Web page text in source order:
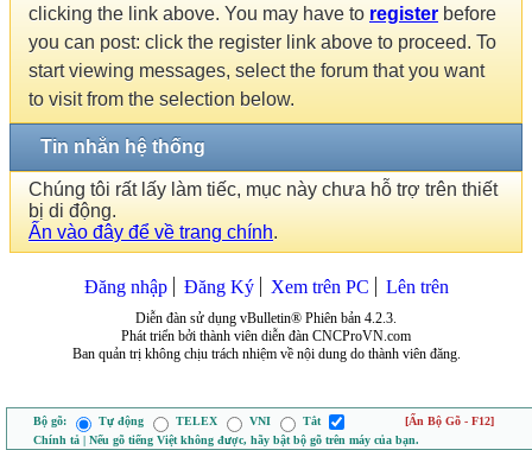
clicking the link above. You may have to register before
you can post: click the register link above to proceed. To
start viewing messages, select the forum that you want
to visit from the selection below.
Tin nhắn hệ thống
Chúng tôi rất lấy làm tiếc, mục này chưa hỗ trợ trên thiết
bị di động.
Ấn vào đây để về trang chính.
Đăng nhập Đăng Ký Xem trên PC Lên trên
Diễn đàn sử dụng vBulletin® Phiên bản 4.2.3.
Phát triển bởi thành viên diễn đàn CNCProVN.com
Ban quản trị không chịu trách nhiệm về nội dung do thành viên đăng.
Bộ gõ: Tự động TELEX VNI Tắt
[Ẩn Bộ Gõ - F12]
Chính tả | Nếu gõ tiếng Việt không được, hãy bật bộ gõ trên máy của bạn.